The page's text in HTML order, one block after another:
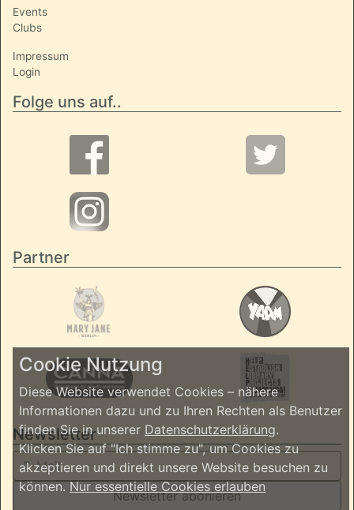
Events
Clubs
Impressum
Login
Folge uns auf..
Partner
Newsletter
Newsletter abonieren
Cookie Nutzung
Diese Website verwendet Cookies – nähere
Informationen dazu und zu Ihren Rechten als Benutzer
finden Sie in unserer Datenschutzerklärung.
Klicken Sie auf "Ich stimme zu", um Cookies zu
akzeptieren und direkt unsere Website besuchen zu
können.Nur essentielle Cookies erlauben